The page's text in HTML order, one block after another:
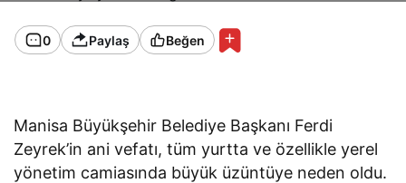
0 Paylaş Beğen
Manisa Büyükşehir Belediye Başkanı Ferdi
Zeyrek’in ani vefatı, tüm yurtta ve özellikle yerel
yönetim camiasında büyük üzüntüye neden oldu.